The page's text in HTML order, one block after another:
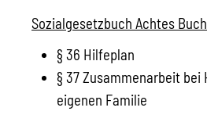
Sozialgesetzbuch Achtes Buch
§ 36 Hilfeplan
§ 37 Zusammenarbeit
eigenen Familie